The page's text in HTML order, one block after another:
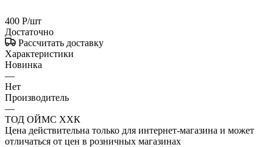
400 Р/шт
Достаточно
Рассчитать доставку
Характеристики
Новинка
—
Нет
Производитель
—
ТОД ОЙМС ХХК
Цена действительна только для интернет-магазина и может
отличаться от цен в розничных магазинах